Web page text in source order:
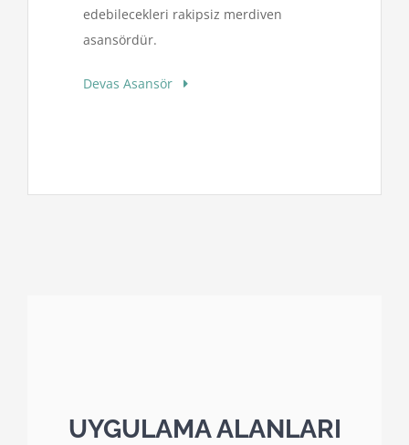
edebilecekleri rakipsiz merdiven
asansördür.
Devas Asansör
UYGULAMA ALANLARI